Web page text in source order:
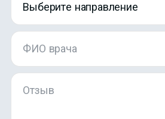
Выберите направление
ФИО врача
Отзыв